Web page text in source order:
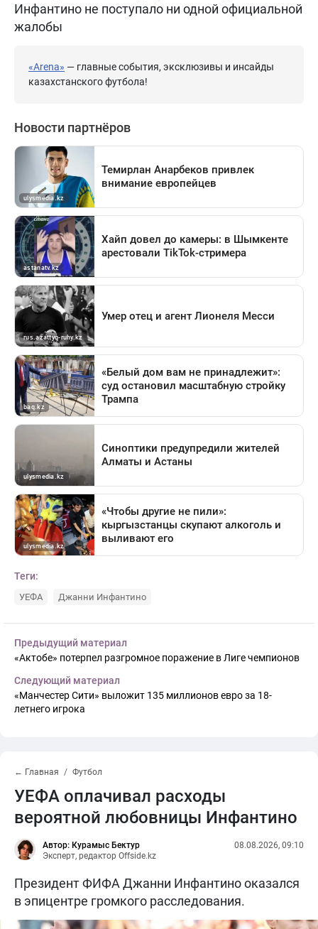
Инфантино не поступало ни одной официальной
жалобы
«Arena» — главные события, эксклюзивы и инсайды
казахстанского футбола!
Теги:
УЕФА Джанни Инфантино
Предыдущий материал
«Актобе» потерпел разгромное поражение в Лиге чемпионов
Следующий материал
«Манчестер Сити» выложит 135 миллионов евро за 18-
летнего игрока
← Главная Футбол
УЕФА оплачивал расходы
вероятной любовницы Инфантино
Автор: Курамыс Бектур
Эксперт, редактор Offside.kz
08.08.2026, 09:10
Президент ФИФА Джанни Инфантино оказался
в эпицентре громкого расследования.